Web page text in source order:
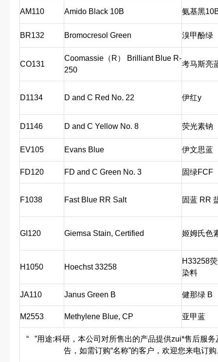
AM110 Amido Black 10B 氨基黑
BR132 Bromocresol Green 溴甲酚绿
CO131
Coomassie（R） Brilliant Blue R-
250
考马斯亮
D1134 D and C Red No. 22 伊红y
D1146 D and C Yellow No. 8 荧光素钠
EV105 Evans Blue 伊文思蓝
FD120 FD and C Green No. 3 固绿FCF
F1038 Fast Blue RR Salt 固蓝 RR
GI120 Giemsa Stain, Certified 姬姆氏色
H1050 Hoechst 33258
H33258
染料
JA110 Janus Green B 健那绿 B
M2553 Methylene Blue, CP 亚甲蓝
“
”用途:科研，本公司对所售出的产品提供zui*售后服
告，如需订购“名称”的客户，欢迎您来电订